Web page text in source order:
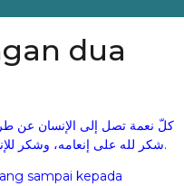
dua
كلّ نعمة تصل إلى الإنسان عن
شكر لله على إنعامه، وشكر للإنسان الذي كان واسطة لوصول هذه النعمة.
sampai kepada